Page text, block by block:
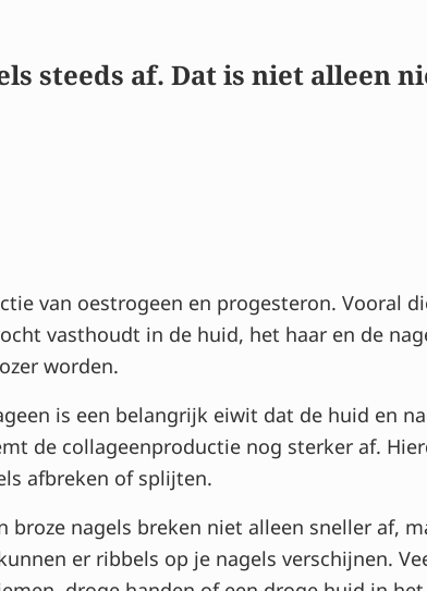
steeds af. Dat is niet alleen
van oestrogeen en progesteron. Vooral
vasthoudt in de huid, het haar en de
worden.
is een belangrijk eiwit dat de huid en
de collageenproductie nog sterker af.
afbreken of splijten.
nagels breken niet alleen sneller af,
er ribbels op je nagels verschijnen.